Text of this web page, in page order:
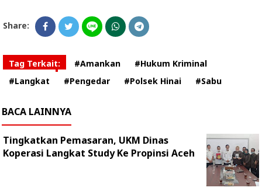
Share:
Tag Terkait: #Amankan
#Hukum Kriminal
#Langkat
#Pengedar #Polsek Hinai #Sabu
BACA LAINNYA
Tingkatkan Pemasaran, UKM Dinas
Koperasi Langkat Study Ke Propinsi Aceh